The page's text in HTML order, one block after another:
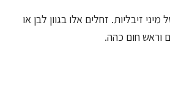
זיבליות. זחלים אלו בגוון לבן או